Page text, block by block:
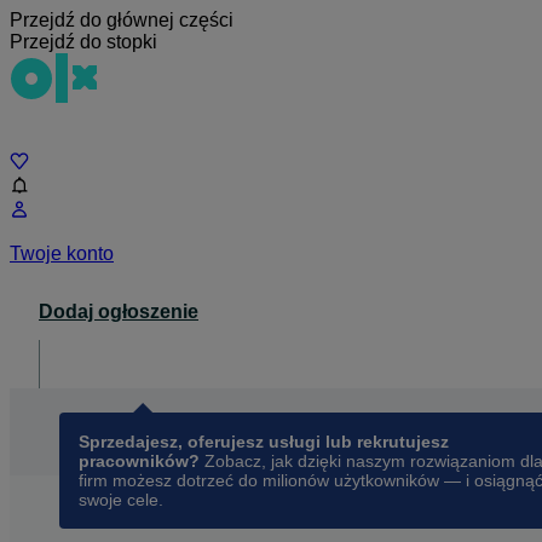
Przejdź do głównej części
Przejdź do stopki
Twoje konto
Dodaj ogłoszenie
Sprzedajesz, oferujesz usługi lub rekrutujesz
pracowników? Zobacz, jak dzięki naszym rozwiązaniom dla
firm możesz dotrzeć do milionów użytkowników — i osiągnąć
swoje cele.